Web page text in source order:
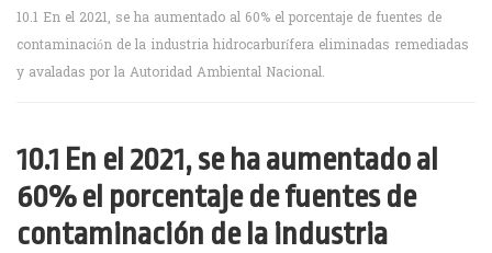
10.1 En el 2021, se ha aumentado al 60% el porcentaje de fuentes de
contaminación de la industria hidrocarburífera eliminadas remediadas
y avaladas por la Autoridad Ambiental Nacional.
10.1 En el 2021, se ha aumentado al
60% el porcentaje de fuentes de
contaminación de la industria